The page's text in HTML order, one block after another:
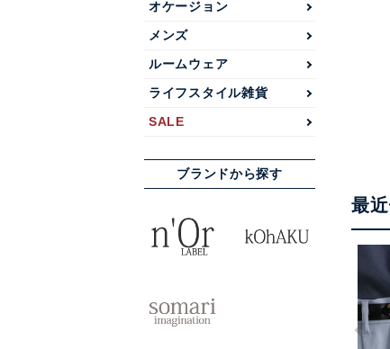
オケージョン
メンズ
ルームウェア
ライフスタイル雑貨
SALE
ブランドから探す
最